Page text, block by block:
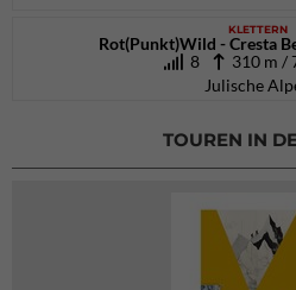
KLETTERN
Rot(Punkt)Wild - Cresta
8
310 m /
Julische
TOUREN IN